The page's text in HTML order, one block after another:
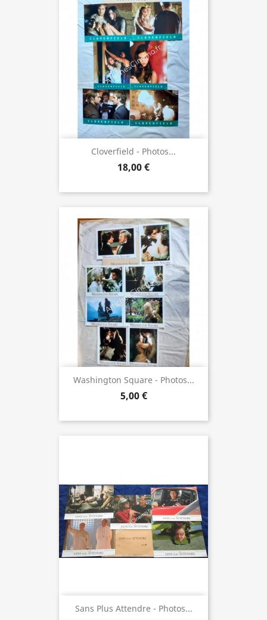
Cloverfield - Photos...
18,00 €
Washington Square - Photos...
5,00 €
Sans Plus Attendre - Photos...